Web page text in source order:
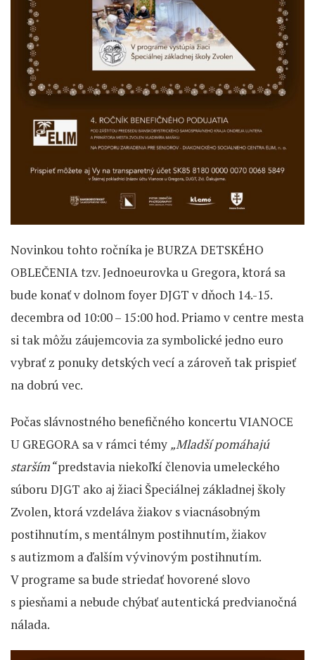
Novinkou tohto ročníka je BURZA DETSKÉHO
OBLEČENIA tzv. Jednoeurovka u Gregora, ktorá sa
bude konať v dolnom foyer DJGT v dňoch 14.-15.
decembra od 10:00 – 15:00 hod. Priamo v centre mesta
si tak môžu záujemcovia za symbolické jedno euro
vybrať z ponuky detských vecí a zároveň tak prispieť
na dobrú vec.
Počas slávnostného benefičného koncertu VIANOCE
U GREGORA sa v rámci témy „Mladší pomáhajú
starším“predstavia niekoľkí členovia umeleckého
súboru DJGT ako aj žiaci Špeciálnej základnej školy
Zvolen, ktorá vzdeláva žiakov s viacnásobným
postihnutím, s mentálnym postihnutím, žiakov
s autizmom a ďalším vývinovým postihnutím.
V programe sa bude striedať hovorené slovo
s piesňami a nebude chýbať autentická predvianočná
nálada.